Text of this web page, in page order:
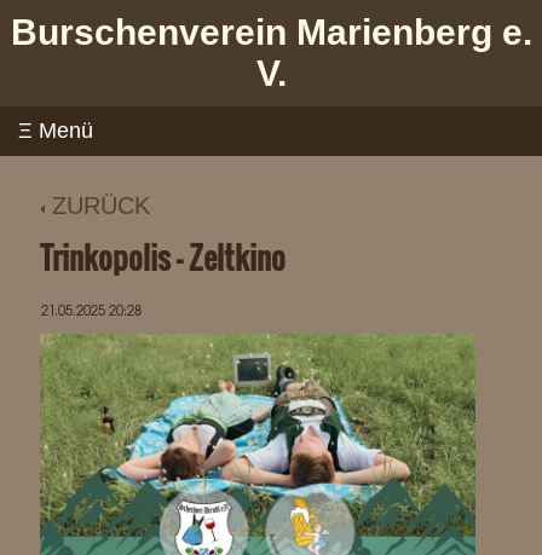
Burschenverein Marienberg e.
V.
ZURÜCK
Trinkopolis - Zeltkino
21.05.2025 20:28